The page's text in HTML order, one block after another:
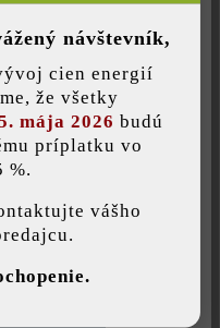
cookie, aby vám ponúkla
návštevník,
cien energií
že všetky
mája 2026 budú
príplatku vo
%.
vášho